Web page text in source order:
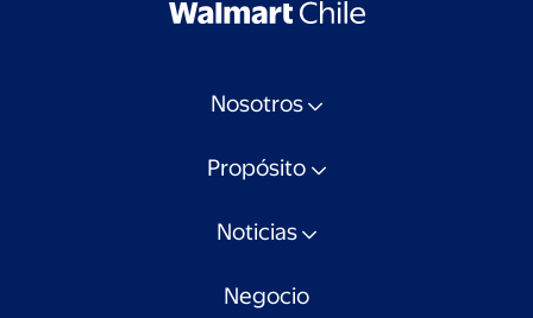
Nosotros
Propósito
Noticias
Negocio